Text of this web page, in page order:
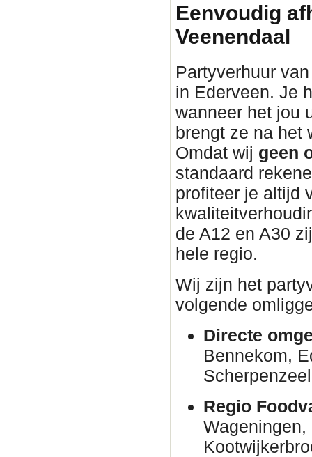
Eenvoudig
Veenendaal
Partyverhuur
in Ederveen. Je
wanneer het jou
brengt ze na het
Omdat wij geen
standaard
profiteer je altijd
de A12 en A30
hele regio.
Wij zijn het
volgende
Directe
Bennekom,
Regio